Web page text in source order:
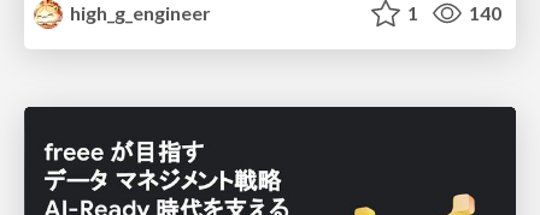
high_g_engineer
1 140